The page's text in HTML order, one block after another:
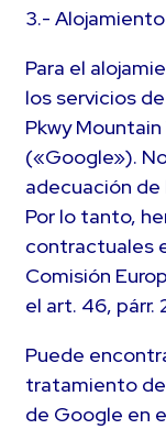
3.-
Para el
los servicios
Pkwy
(«Google»).
adecuación de
Por lo tanto,
contractuales
Comisión
el art. 46, párr.
Puede
tratamiento
de Google en